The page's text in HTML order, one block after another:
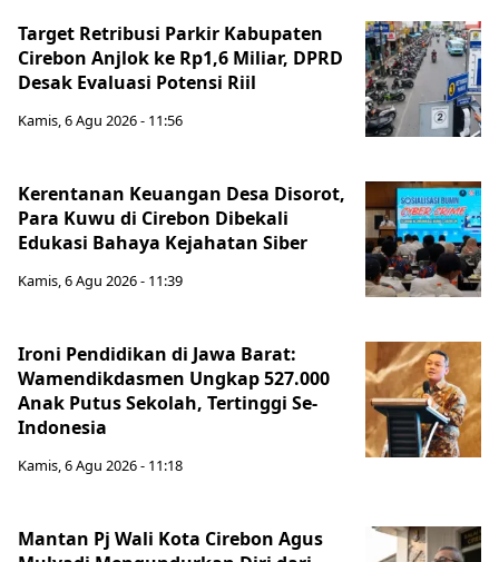
Target Retribusi Parkir Kabupaten
Cirebon Anjlok ke Rp1,6 Miliar, DPRD
Desak Evaluasi Potensi Riil
Kamis, 6 Agu 2026 - 11:56
Kerentanan Keuangan Desa Disorot,
Para Kuwu di Cirebon Dibekali
Edukasi Bahaya Kejahatan Siber
Kamis, 6 Agu 2026 - 11:39
Ironi Pendidikan di Jawa Barat:
Wamendikdasmen Ungkap 527.000
Anak Putus Sekolah, Tertinggi Se-
Indonesia
Kamis, 6 Agu 2026 - 11:18
Mantan Pj Wali Kota Cirebon Agus